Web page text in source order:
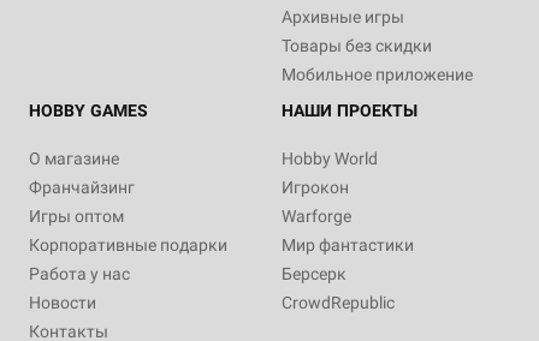
Архивные игры
Товары без скидки
Мобильное приложение
HOBBY GAMES
О магазине
Франчайзинг
Игры оптом
Корпоративные подарки
Работа у нас
Новости
Контакты
НАШИ ПРОЕКТЫ
Hobby World
Игрокон
Warforge
Мир фантастики
Берсерк
CrowdRepublic